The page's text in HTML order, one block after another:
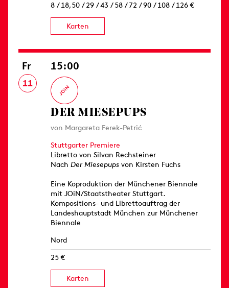
8 / 18,50 / 29 / 43 / 58 / 72 / 90 / 108 / 126 €
Karten
Fr
11
15:00
DER MIESEPUPS
von Margareta Ferek-Petrić
Stuttgarter Premiere
Libretto von Silvan Rechsteiner
NachDer Miesepups von Kirsten Fuchs
Eine Koproduktion der Münchener Biennale
mit JOiN/Staatstheater Stuttgart.
Kompositions- und Librettoauftrag der
Landeshauptstadt München zur Münchener
Biennale
Nord
25 €
Karten